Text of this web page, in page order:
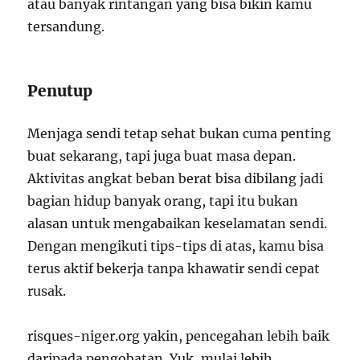
atau banyak rintangan yang bisa bikin kamu
tersandung.
Penutup
Menjaga sendi tetap sehat bukan cuma penting
buat sekarang, tapi juga buat masa depan.
Aktivitas angkat beban berat bisa dibilang jadi
bagian hidup banyak orang, tapi itu bukan
alasan untuk mengabaikan keselamatan sendi.
Dengan mengikuti tips-tips di atas, kamu bisa
terus aktif bekerja tanpa khawatir sendi cepat
rusak.
risques-niger.org yakin, pencegahan lebih baik